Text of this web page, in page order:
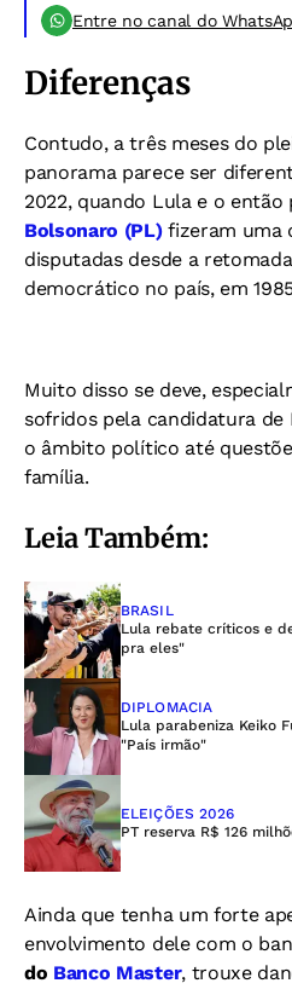
Entre no canal do
Diferenças
Contudo, a três meses do
panorama parece ser
2022, quando Lula e o então
Bolsonaro (PL)fizeram uma
disputadas desde a
democrático no país, em
Muito disso se deve,
sofridos pela candidatura de
o âmbito político até
família.
Leia Também:
BRASIL
Lula rebate críticos e
pra eles"
DIPLOMACIA
Lula parabeniza Keiko
"País irmão"
ELEIÇÕES 2026
PT reserva R$ 126
Ainda que tenha um forte
envolvimento dele com o
do Banco Master, trouxe